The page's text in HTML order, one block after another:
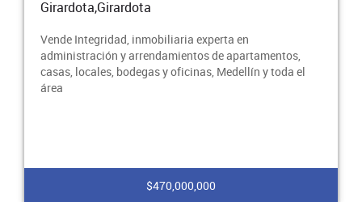
Girardota,Girardota
finca ubicada en el municipio de Girardota, cuenta con,
Kiosco, apartamento independiente, piscina, turco,
zonas verdes, Arrienda Integridad, inmobili
$700,000,000